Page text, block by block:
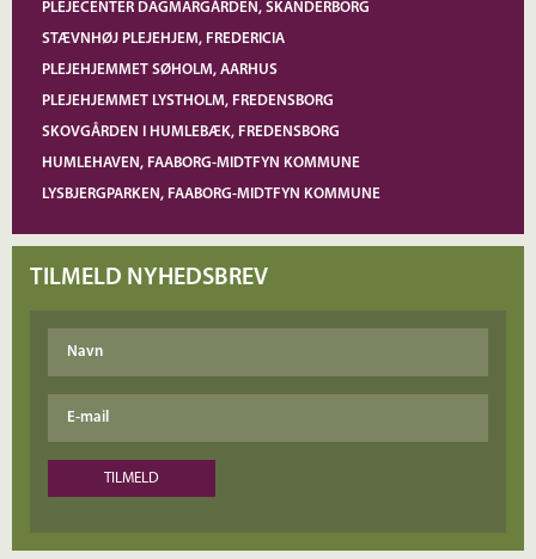
PLEJECENTER DAGMARGÅRDEN, SKANDERBORG
STÆVNHØJ PLEJEHJEM, FREDERICIA
PLEJEHJEMMET SØHOLM, AARHUS
PLEJEHJEMMET LYSTHOLM, FREDENSBORG
SKOVGÅRDEN I HUMLEBÆK, FREDENSBORG
HUMLEHAVEN, FAABORG-MIDTFYN KOMMUNE
LYSBJERGPARKEN, FAABORG-MIDTFYN KOMMUNE
TILMELD NYHEDSBREV